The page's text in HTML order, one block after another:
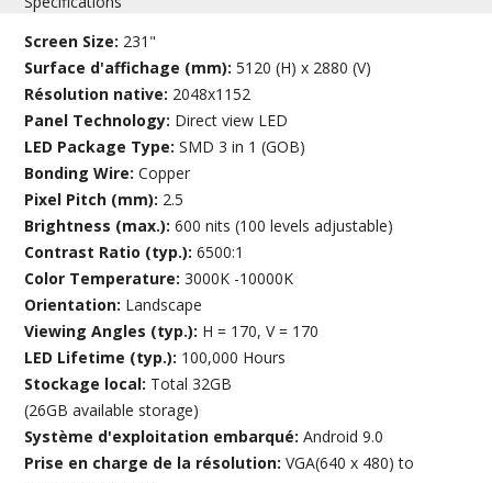
Screen Size: 231"
Surface d'affichage (mm):5120 (H) x 2880 (V)
Résolution native: 2048x1152
Panel Technology: Direct view LED
LED Package Type:SMD 3 in 1 (GOB)
Bonding Wire:Copper
Pixel Pitch (mm): 2.5
Brightness (max.):600 nits (100 levels adjustable)
Contrast Ratio (typ.):6500:1
Color Temperature:3000K -10000K
Orientation: Landscape
Viewing Angles (typ.): H = 170, V = 170
LED Lifetime (typ.): 100,000 Hours
Stockage local: Total 32GB
(26GB available storage)
Système d'exploitation embarqué:Android 9.0
Prise en charge de la résolution:VGA(640 x 480) to